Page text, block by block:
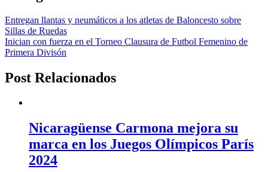
Entregan llantas y neumáticos a los atletas de Baloncesto sobre
Sillas de Ruedas
Inician con fuerza en el Torneo Clausura de Futbol Femenino de
Primera Divisón
Post Relacionados
Nicaragüense Carmona mejora su
marca en los Juegos Olímpicos París
2024